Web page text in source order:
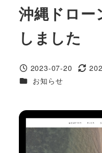
沖縄ドロー
しました
投稿日
2023-07-20
更新日
カテゴリー
お知らせ